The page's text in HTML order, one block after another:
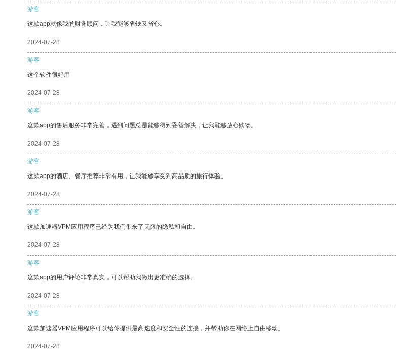
游客
这款app就像我的财务顾问，让我能够省钱又省心。
2024-07-28
游客
这个软件很好用
2024-07-28
游客
这款app的售后服务非常完善，遇到问题总是能够得到妥善解决，让我能够放心购物。
2024-07-28
游客
这款app的酒店、餐厅推荐非常有用，让我能够享受到高品质的旅行体验。
2024-07-28
游客
这款加速器VPM应用程序已经为我们带来了无限的隐私和自由。
2024-07-28
游客
这款app的用户评论非常真实，可以帮助我做出更准确的选择。
2024-07-28
游客
这款加速器VPM应用程序可以给你提供最高速度和安全性的连接，并帮助你在网络上自由移动。
2024-07-28